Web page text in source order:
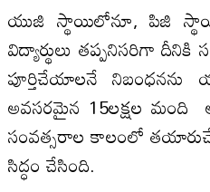
యుజి స్థాయిలోనూ, పిజి
విద్యార్థులు తప్పనిసరిగా దీనికి
పూర్తిచేయాలనే నిబంధనను
అవసరమైన 15లక్షల మంది
సంవత్సరాల కాలంలో
సిద్ధం చేసింది.